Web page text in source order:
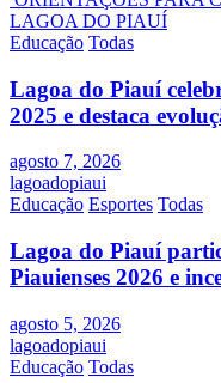
de
Post
LAGOA DO PIAUÍ
Educação Todas
Lagoa do Piauí
2025 e destaca
agosto 7, 2026
lagoadopiaui
Educação Esportes Todas
Lagoa do Piauí
Piauienses 2026 e
agosto 5, 2026
lagoadopiaui
Educação Todas